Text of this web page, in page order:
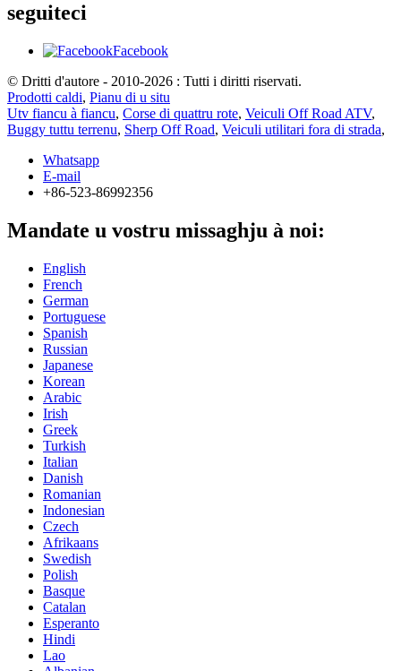
seguiteci
Facebook
© Dritti d'autore - 2010-2026 : Tutti i diritti riservati.
Prodotti caldi, Pianu di u situ
Utv fiancu à fiancu, Corse di quattru rote, Veiculi Off Road ATV,
Buggy tuttu terrenu, Sherp Off Road, Veiculi utilitari fora di strada,
Whatsapp
E-mail
+86-523-86992356
Mandate u vostru missaghju à noi:
English
French
German
Portuguese
Spanish
Russian
Japanese
Korean
Arabic
Irish
Greek
Turkish
Italian
Danish
Romanian
Indonesian
Czech
Afrikaans
Swedish
Polish
Basque
Catalan
Esperanto
Hindi
Lao